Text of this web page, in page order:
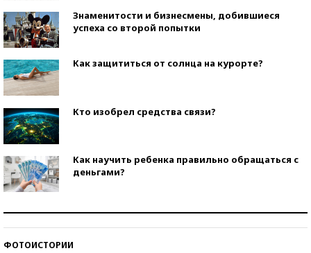
Знаменитости и бизнесмены, добившиеся
успеха со второй попытки
Как защититься от солнца на курорте?
Кто изобрел средства связи?
Как научить ребенка правильно обращаться с
деньгами?
ФОТОИСТОРИИ